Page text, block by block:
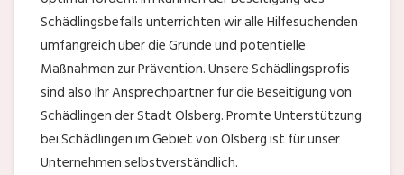
Schädlingsbefalls unterrichten wir alle Hilfesuchenden
umfangreich über die Gründe und potentielle
Maßnahmen zur Prävention. Unsere Schädlingsprofis
sind also Ihr Ansprechpartner für die Beseitigung von
Schädlingen der Stadt Olsberg. Promte Unterstützung
bei Schädlingen im Gebiet von Olsberg ist für unser
Unternehmen selbstverständlich.